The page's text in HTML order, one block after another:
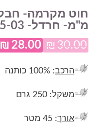
מ"מ- חרדל- 45-03
₪ 30.00
המחיר
₪30.00.
₪ 28.00
הרכב: 100% כותנה
משקל: 250 גרם
אורך: 45 מטר